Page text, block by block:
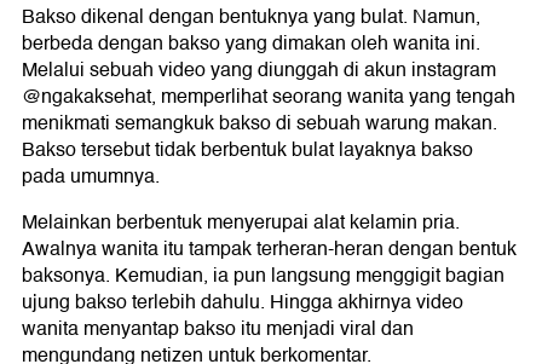
Bakso dikenal dengan bentuknya yang bulat. Namun,
berbeda dengan bakso yang dimakan oleh wanita ini.
Melalui sebuah video yang diunggah di akun instagram
@ngakaksehat, memperlihat seorang wanita yang tengah
menikmati semangkuk bakso di sebuah warung makan.
Bakso tersebut tidak berbentuk bulat layaknya bakso
pada umumnya.
Melainkan berbentuk menyerupai alat kelamin pria.
Awalnya wanita itu tampak terheran-heran dengan bentuk
baksonya. Kemudian, ia pun langsung menggigit bagian
ujung bakso terlebih dahulu. Hingga akhirnya video
wanita menyantap bakso itu menjadi viral dan
mengundang netizen untuk berkomentar.